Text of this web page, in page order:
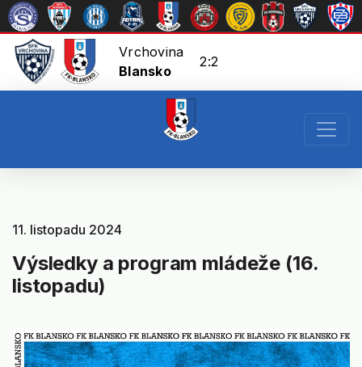
Vrchovina
Blansko
2:2
11. listopadu 2024
Výsledky a program mládeže (16.
listopadu)